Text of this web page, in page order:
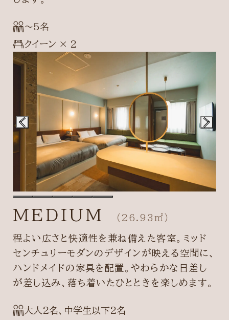
〜5名
クイーン × 2
MEDIUM （26.93㎡）
程よい広さと快適性を兼ね備えた客室。ミッド
センチュリーモダンのデザインが映える空間に、
ハンドメイドの家具を配置。やわらかな日差し
が差し込み、落ち着いたひとときを楽しめます。
大人2名、中学生以下2名